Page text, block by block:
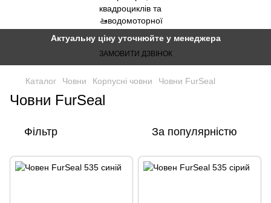
Актуальну ціну уточнюйте у менеджера
ЗАМОВИТИ ДЗВІНОК
Каталог Човни Корпусні човни Човни FurSeal
Човни FurSeal
Фільтр За популярністю